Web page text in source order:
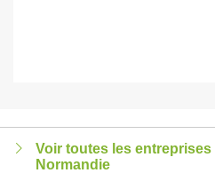
Voir toutes les
Normandie